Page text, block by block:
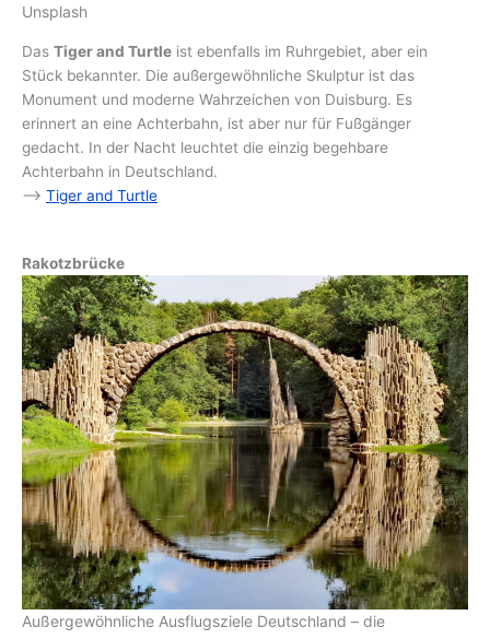
Unsplash
Das Tiger and Turtle ist ebenfalls im Ruhrgebiet, aber ein
Stück bekannter. Die außergewöhnliche Skulptur ist das
Monument und moderne Wahrzeichen von Duisburg. Es
erinnert an eine Achterbahn, ist aber nur für Fußgänger
gedacht. In der Nacht leuchtet die einzig begehbare
Achterbahn in Deutschland.
–> Tiger and Turtle
Rakotzbrücke
Außergewöhnliche Ausflugsziele Deutschland – die